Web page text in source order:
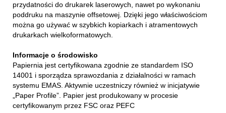
przydatności do drukarek laserowych, nawet po wykonaniu
poddruku na maszynie offsetowej. Dzięki jego właściwościom
można go używać w szybkich kopiarkach i atramentowych
drukarkach wielkoformatowych.
Informacje o środowisko
Papiernia jest certyfikowana zgodnie ze standardem ISO
14001 i sporządza sprawozdania z działalności w ramach
systemu EMAS. Aktywnie uczestniczy również w inicjatywie
„Paper Profile”. Papier jest produkowany w procesie
certyfikowanym przez FSC oraz PEFC